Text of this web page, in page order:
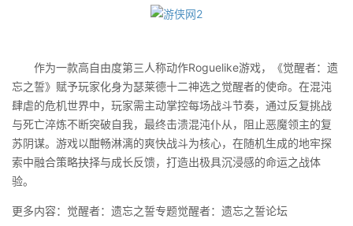
作为一款高自由度第三人称动作Roguelike游戏，《觉醒者：遗
忘之誓》赋予玩家化身为瑟莱德十二神选之觉醒者的使命。在混沌
肆虐的危机世界中，玩家需主动掌控每场战斗节奏，通过反复挑战
与死亡淬炼不断突破自我，最终击溃混沌仆从，阻止恶魔领主的复
苏阴谋。游戏以酣畅淋漓的爽快战斗为核心，在随机生成的地牢探
索中融合策略抉择与成长反馈，打造出极具沉浸感的命运之战体
验。
更多内容：觉醒者：遗忘之誓专题觉醒者：遗忘之誓论坛